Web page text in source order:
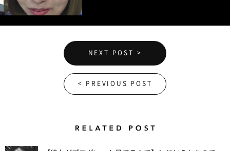
NEXT POST >
< PREVIOUS POST